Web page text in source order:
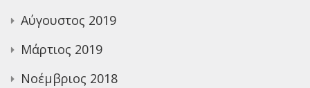
Αύγουστος 2019
Μάρτιος 2019
Νοέμβριος 2018